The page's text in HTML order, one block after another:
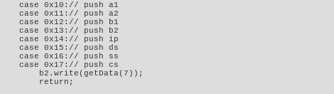
case 0x10:// push a1
case 0x11:// push a2
case 0x12:// push b1
case 0x13:// push b2
case 0x14:// push ip
case 0x15:// push ds
case 0x16:// push ss
case 0x17:// push cs
b2.write(getData(7));
return;